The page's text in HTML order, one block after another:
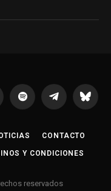
Spotify Telegrama
CONTACTO
Y CONDICIONES
reservados